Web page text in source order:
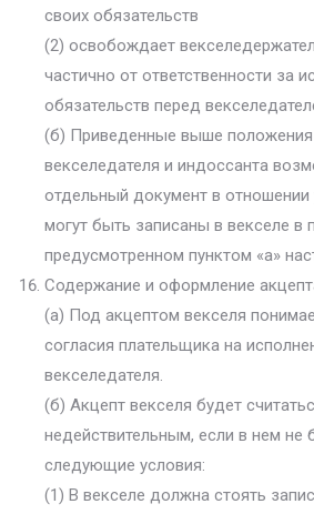
своих обязательств
(2) освобождает
частично от ответственности за
обязательств перед
(б) Приведенные выше
векселедателя и индоссанта
отдельный документ в отношении
могут быть записаны в векселе в
предусмотренном пунктом «а»
Содержание и оформление
(а) Под акцептом векселя
согласия плательщика на
векселедателя.
(б) Акцепт векселя будет
недействительным, если в нем
следующие условия:
(1) В векселе должна стоять